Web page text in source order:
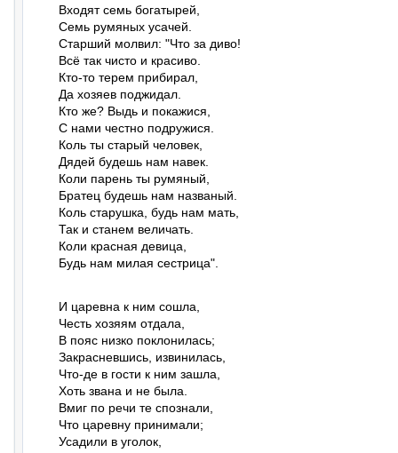
Входят семь богатырей,
Семь румяных усачей.
Старший молвил: "Что за диво!
Всё так чисто и красиво.
Кто-то терем прибирал,
Да хозяев поджидал.
Кто же? Выдь и покажися,
С нами честно подружися.
Коль ты старый человек,
Дядей будешь нам навек.
Коли парень ты румяный,
Братец будешь нам названый.
Коль старушка, будь нам мать,
Так и станем величать.
Коли красная девица,
Будь нам милая сестрица".
И царевна к ним сошла,
Честь хозяям отдала,
В пояс низко поклонилась;
Закрасневшись, извинилась,
Что-де в гости к ним зашла,
Хоть звана и не была.
Вмиг по речи те спознали,
Что царевну принимали;
Усадили в уголок,